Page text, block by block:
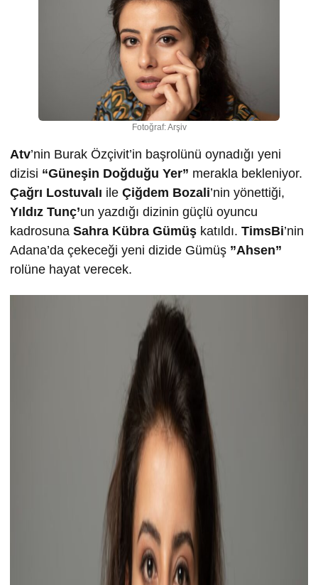
Fotoğraf: Arşiv
Atv’nin Burak Özçivit’in başrolünü oynadığı yeni
dizisi “Güneşin Doğduğu Yer” merakla bekleniyor.
Çağrı Lostuvalı ile Çiğdem Bozali’nin yönettiği,
Yıldız Tunç’un yazdığı dizinin güçlü oyuncu
kadrosuna Sahra Kübra Gümüş katıldı. TimsBi’nin
Adana’da çekeceği yeni dizide Gümüş ”Ahsen”
rolüne hayat verecek.